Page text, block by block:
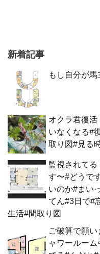
新着記事
もし自分が
オクラ君復
いなくなる#
取り図#見る
監視されてる
す〜#どうで
いのか#まい
てん#3日で#
生活#間取り図
ご破算で願
ャワールー